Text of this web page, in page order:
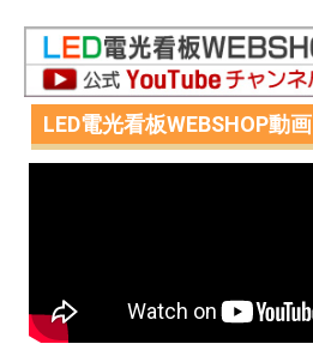
LED電光看板WEBSHOP動画